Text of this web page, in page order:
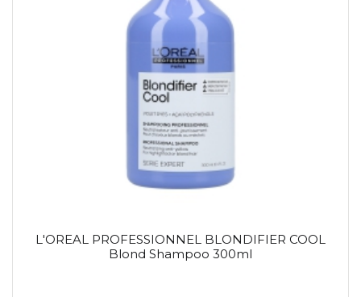
L'OREAL PROFESSIONNEL BLONDIFIER COOL
Blond Shampoo 300ml